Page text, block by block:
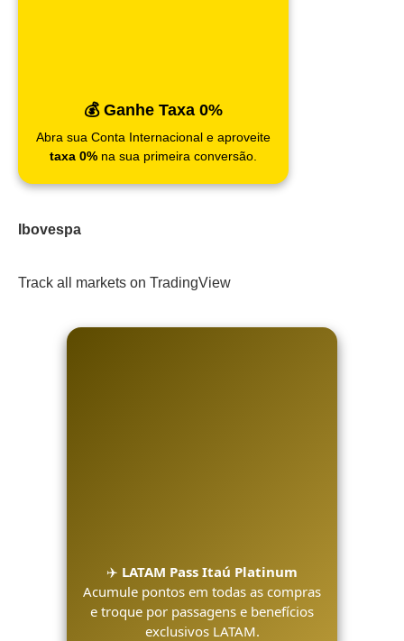
💰 Ganhe Taxa 0%
Abra sua Conta Internacional e aproveite
taxa 0% na sua primeira conversão.
Ibovespa
Track all markets on TradingView
✈️ LATAM Pass Itaú Platinum
Acumule pontos em todas as compras
e troque por passagens e benefícios
exclusivos LATAM.